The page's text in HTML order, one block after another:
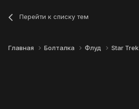
Перейти к списку тем
Главная Болталка Флуд Star Trek